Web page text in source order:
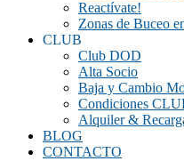
Reactívate!
Zonas de Buceo
CLUB
Club DOD
Alta Socio
Baja y Cambio
Condiciones
Alquiler &
BLOG
CONTACTO